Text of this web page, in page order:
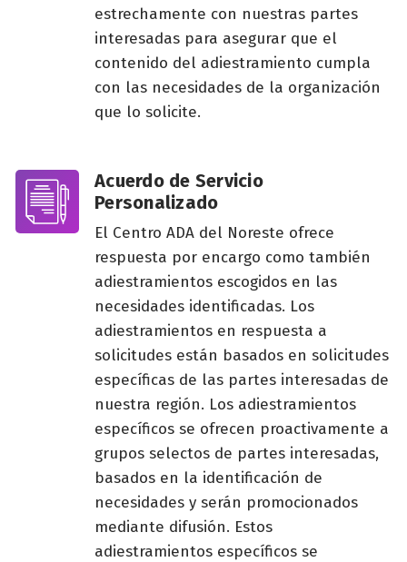
estrechamente con nuestras partes
interesadas para asegurar que el
contenido del adiestramiento cumpla
con las necesidades de la organización
que lo solicite.
Acuerdo de Servicio
Personalizado
El Centro ADA del Noreste ofrece
respuesta por encargo como también
adiestramientos escogidos en las
necesidades identificadas. Los
adiestramientos en respuesta a
solicitudes están basados en solicitudes
específicas de las partes interesadas de
nuestra región. Los adiestramientos
específicos se ofrecen proactivamente a
grupos selectos de partes interesadas,
basados en la identificación de
necesidades y serán promocionados
mediante difusión. Estos
adiestramientos específicos se